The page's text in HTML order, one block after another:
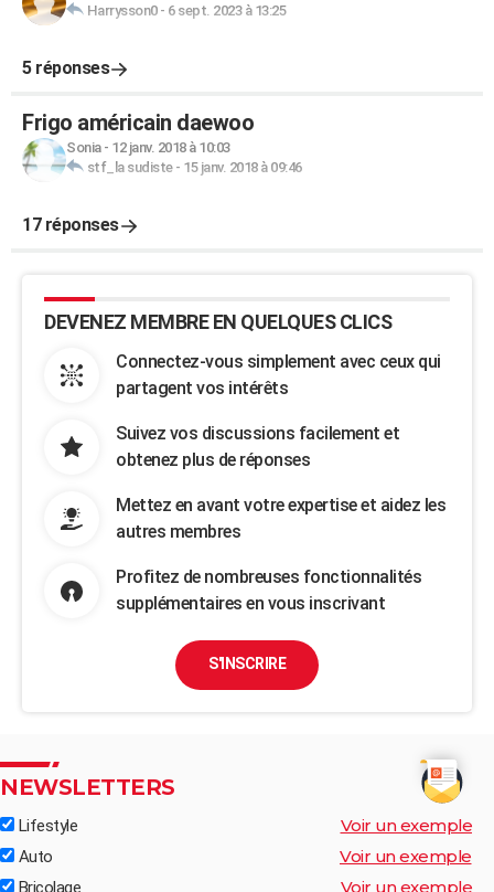
Harrysson0- 6 sept. 2023 à 13:25
5 réponses
Frigo américain daewoo
Sonia- 12 janv. 2018 à 10:03
stf_la sudiste- 15 janv. 2018 à 09:46
17 réponses
DEVENEZ MEMBRE EN QUELQUES CLICS
Connectez-vous simplement avec ceux qui
partagent vos intérêts
Suivez vos discussions facilement et
obtenez plus de réponses
Mettez en avant votre expertise et aidez les
autres membres
Profitez de nombreuses fonctionnalités
supplémentaires en vous inscrivant
S'INSCRIRE
NEWSLETTERS
Lifestyle Voir un exemple
Auto Voir un exemple
Bricolage Voir un exemple